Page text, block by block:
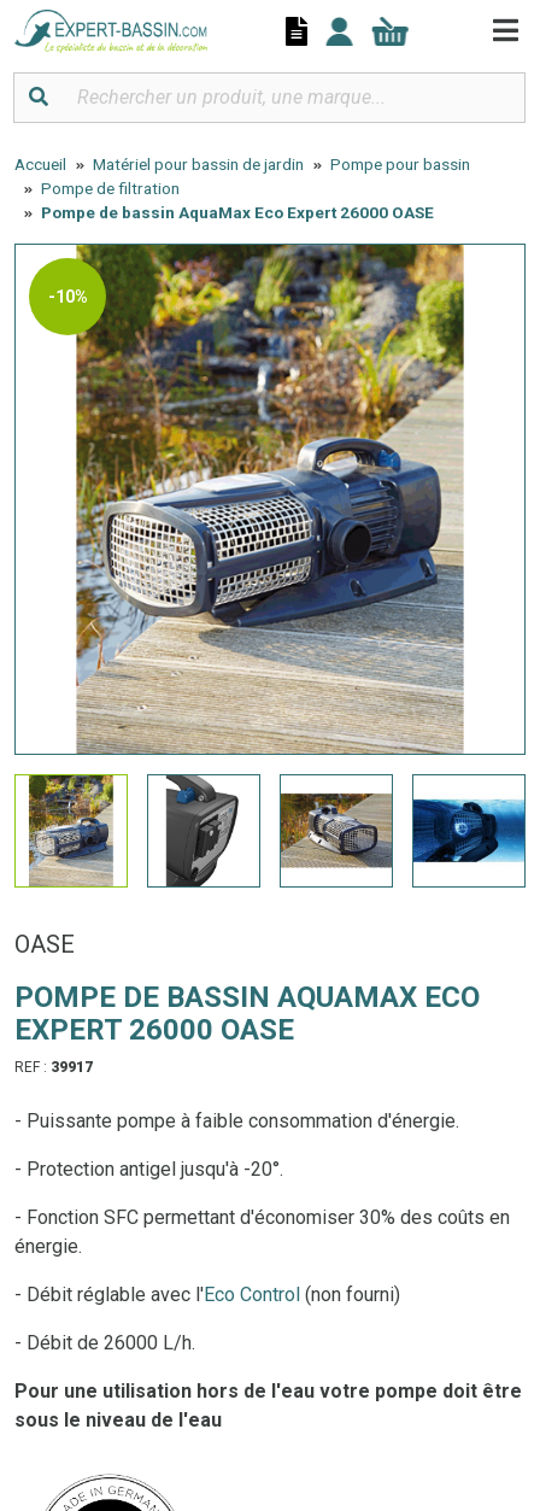
Accueil Matériel pour bassin de jardin
Pompe pour bassin
Pompe de filtration
Pompe de bassin AquaMax Eco Expert 26000 OASE
-10%
OASE
POMPE DE BASSIN AQUAMAX ECO
EXPERT 26000 OASE
REF : 39917
- Puissante pompe à faible consommation d'énergie.
- Protection antigel jusqu'à -20°.
- Fonction SFC permettant d'économiser 30% des coûts en
énergie.
- Débit réglable avec l'Eco Control (non fourni)
- Débit de 26000 L/h.
Pour une utilisation hors de l'eau votre pompe doit être
sous le niveau de l'eau
Panneau de gestion des cookies